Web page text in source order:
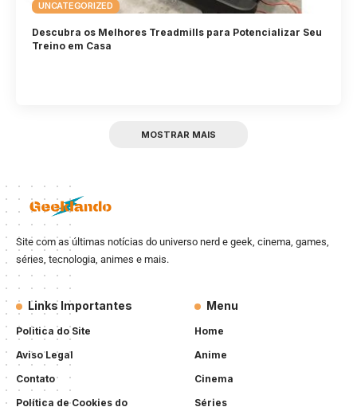
UNCATEGORIZED
Descubra os Melhores Treadmills para Potencializar Seu
Treino em Casa
MOSTRAR MAIS
Site com as últimas notícias do universo nerd e geek, cinema, games,
séries, tecnologia, animes e mais.
Links Importantes
Politica do Site
Aviso Legal
Contato
Política de Cookies do
Menu
Home
Anime
Cinema
Séries